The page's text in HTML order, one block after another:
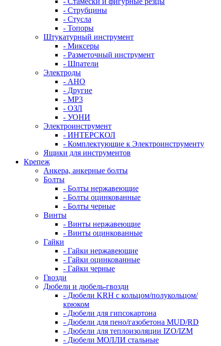
- Струбцины
- Стусла
- Топоры
Штукатурный инструмент
- Миксеры
- Разметочный инструмент
- Шпатели
Электроды
- АНО
- Другие
- МР3
- ОЗЛ
- УОНИ
Электроинструмент
- ИНТЕРСКОЛ
- Комплектующие к Электроинструменту
Ящики для инструментов
Крепеж
Анкера, анкерные болты
Болты
- Болты нержавеющие
- Болты оцинкованные
- Болты черные
Винты
- Винты нержавеющие
- Винты оцинкованные
Гайки
- Гайки нержавеющие
- Гайки оцинкованные
- Гайки черные
Гвозди
Дюбели и дюбель-гвозди
- Дюбели KRH с кольцом/полукольцом/
крюком
- Дюбели для гипсокартона
- Дюбели для пено/газобетона MUD/RD
- Дюбели для теплоизоляции IZO/IZM
- Дюбели МОЛЛИ стальные